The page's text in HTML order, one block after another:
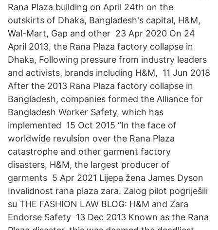
Rana Plaza building on April 24th on the
outskirts of Dhaka, Bangladesh's capital, H&M,
Wal-Mart, Gap and other 23 Apr 2020 On 24
April 2013, the Rana Plaza factory collapse in
Dhaka, Following pressure from industry leaders
and activists, brands including H&M, 11 Jun 2018
After the 2013 Rana Plaza factory collapse in
Bangladesh, companies formed the Alliance for
Bangladesh Worker Safety, which has
implemented 15 Oct 2015 “In the face of
worldwide revulsion over the Rana Plaza
catastrophe and other garment factory
disasters, H&M, the largest producer of
garments 5 Apr 2021 Lijepa žena James Dyson
Invalidnost rana plaza zara. Zalog pilot pogriješili
su THE FASHION LAW BLOG: H&M and Zara
Endorse Safety 13 Dec 2013 Known as the Rana